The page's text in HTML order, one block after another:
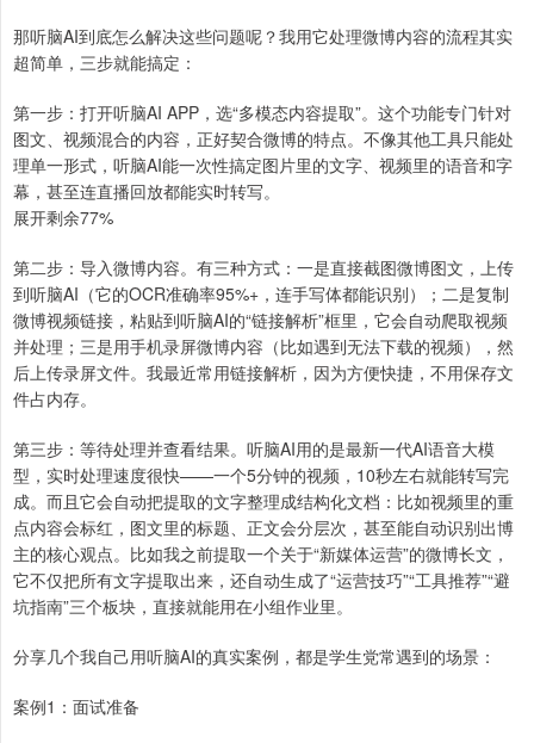
那听脑AI到底怎么解决这些问题呢？我用它处理微博内容的流程其实
超简单，三步就能搞定：
第一步：打开听脑AI APP，选“多模态内容提取”。这个功能专门针对
图文、视频混合的内容，正好契合微博的特点。不像其他工具只能处
理单一形式，听脑AI能一次性搞定图片里的文字、视频里的语音和字
幕，甚至连直播回放都能实时转写。
展开剩余77%
第二步：导入微博内容。有三种方式：一是直接截图微博图文，上传
到听脑AI（它的OCR准确率95%+，连手写体都能识别）；二是复制
微博视频链接，粘贴到听脑AI的“链接解析”框里，它会自动爬取视频
并处理；三是用手机录屏微博内容（比如遇到无法下载的视频），然
后上传录屏文件。我最近常用链接解析，因为方便快捷，不用保存文
件占内存。
第三步：等待处理并查看结果。听脑AI用的是最新一代AI语音大模
型，实时处理速度很快——一个5分钟的视频，10秒左右就能转写完
成。而且它会自动把提取的文字整理成结构化文档：比如视频里的重
点内容会标红，图文里的标题、正文会分层次，甚至能自动识别出博
主的核心观点。比如我之前提取一个关于“新媒体运营”的微博长文，
它不仅把所有文字提取出来，还自动生成了“运营技巧”“工具推荐”“避
坑指南”三个板块，直接就能用在小组作业里。
分享几个我自己用听脑AI的真实案例，都是学生党常遇到的场景：
案例1：面试准备